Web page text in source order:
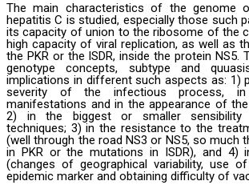
The main characteristics of the genome
hepatitis C is studied, especially those such
its capacity of union to the ribosome of the
high capacity of viral replication, as well as
the PKR or the ISDR, inside the protein NS5.
genotype concepts, subtype and
implications in different such aspects as: 1)
severity of the infectious process, in
manifestations and in the appearance of
2) in the biggest or smaller sensibility
techniques; 3) in the resistance to the
(well through the road NS3 or NS5, so much
in PKR or the mutations in ISDR), and 4)
(changes of geographical variability, use
epidemic marker and obtaining difficulty of